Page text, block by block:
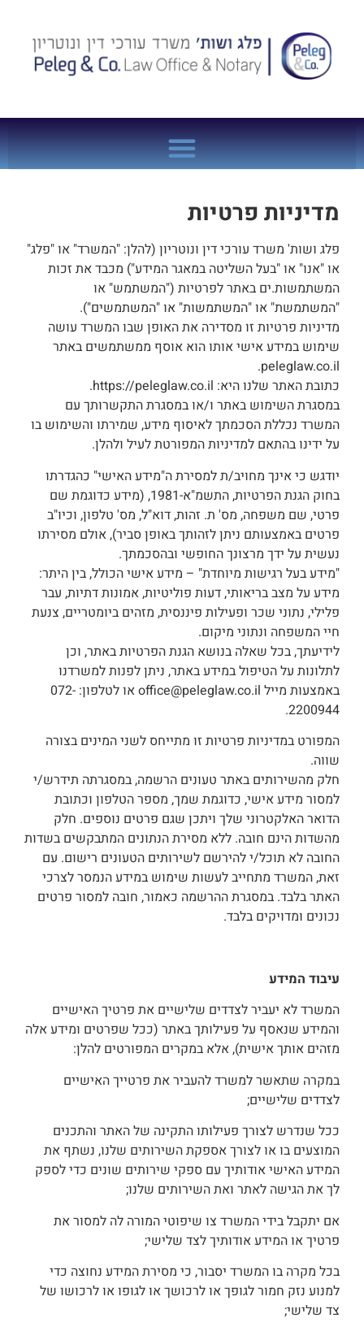
מדיניות פרטיות
פלג ושות' משרד עורכי דין ונוטריון (להלן: "המשרד" או "פלג"
או "אנו" או "בעל השליטה במאגר המידע") מכבד את זכות
המשתמשות.ים באתר לפרטיות ("המשתמש" או
"המשתמשת" או "המשתמשות" או "המשתמשים").
מדיניות פרטיות זו מסדירה את האופן שבו המשרד עושה
שימוש במידע אישי אותו הוא אוסף ממשתמשים באתר
peleglaw.co.il.
כתובת האתר שלנו היא: https://peleglaw.co.il.
במסגרת השימוש באתר ו/או במסגרת התקשרותך עם
המשרד נכללת הסכמתך לאיסוף מידע, שמירתו והשימוש בו
על ידינו בהתאם למדיניות המפורטת לעיל ולהלן.
יודגש כי אינך מחויב/ת למסירת ה"מידע האישי" כהגדרתו
בחוק הגנת הפרטיות, התשמ"א-1981, (מידע כדוגמת שם
פרטי, שם משפחה, מס' ת. זהות, דוא"ל, מס' טלפון, וכיו"ב
פרטים באמצעותם ניתן לזהותך באופן סביר), אולם מסירתו
נעשית על ידך מרצונך החופשי ובהסכמתך.
"מידע בעל רגישות מיוחדת" – מידע אישי הכולל, בין היתר:
מידע על מצב בריאותי, דעות פוליטיות, אמונות דתיות, עבר
פלילי, נתוני שכר ופעילות פיננסית, מזהים ביומטריים, צנעת
חיי המשפחה ונתוני מיקום.
לידיעתך, בכל שאלה בנושא הגנת הפרטיות באתר, וכן
לתלונות על הטיפול במידע באתר, ניתן לפנות למשרדנו
באמצעות מייל office@peleglaw.co.il או לטלפון: 072-
2200944.
המפורט במדיניות פרטיות זו מתייחס לשני המינים בצורה
שווה.
חלק מהשירותים באתר טעונים הרשמה, במסגרתה תידרש/י
למסור מידע אישי, כדוגמת שמך, מספר הטלפון וכתובת
הדואר האלקטרוני שלך ויתכן שגם פרטים נוספים. חלק
מהשדות הינם חובה. ללא מסירת הנתונים המתבקשים בשדות
החובה לא תוכל/י להירשם לשירותים הטעונים רישום. עם
זאת, המשרד מתחייב לעשות שימוש במידע הנמסר לצרכי
האתר בלבד. במסגרת ההרשמה כאמור, חובה למסור פרטים
נכונים ומדויקים בלבד.
עיבוד המידע
המשרד לא יעביר לצדדים שלישיים את פרטיך האישיים
והמידע שנאסף על פעילותך באתר (ככל שפרטים ומידע אלה
מזהים אותך אישית), אלא במקרים המפורטים להלן:
במקרה שתאשר למשרד להעביר את פרטייך האישיים
לצדדים שלישיים;
ככל שנדרש לצורך פעילותו התקינה של האתר והתכנים
המוצעים בו או לצורך אספקת השירותים שלנו, נשתף את
המידע האישי אודותיך עם ספקי שירותים שונים כדי לספק
לך את הגישה לאתר ואת השירותים שלנו;
אם יתקבל בידי המשרד צו שיפוטי המורה לה למסור את
פרטיך או המידע אודותיך לצד שלישי;
בכל מקרה בו המשרד יסבור, כי מסירת המידע נחוצה כדי
למנוע נזק חמור לגופך או לרכושך או לגופו או לרכושו של
צד שלישי;